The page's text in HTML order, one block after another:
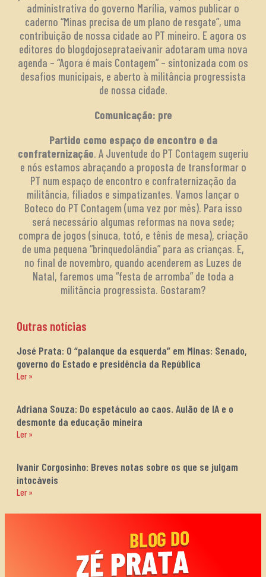
administrativa do governo Marília, vamos publicar o
caderno “Minas precisa de um plano de resgate”, uma
contribuição de nossa cidade ao PT mineiro. E agora os
editores do blogdojoseprataeivanir adotaram uma nova
agenda – “Agora é mais Contagem” – sintonizada com os
desafios municipais, e aberto à militância progressista
de nossa cidade.
Comunicação: pre
Partido como espaço de encontro e da
confraternização. A Juventude do PT Contagem sugeriu
e nós estamos abraçando a proposta de transformar o
PT num espaço de encontro e confraternização da
militância, filiados e simpatizantes. Vamos lançar o
Boteco do PT Contagem (uma vez por mês). Para isso
será necessário algumas reformas na nova sede;
compra de jogos (sinuca, totó, e tênis de mesa), criação
de uma pequena “brinquedolândia” para as crianças. E,
no final de novembro, quando acenderem as Luzes de
Natal, faremos uma “festa de arromba” de toda a
militância progressista. Gostaram?
Outras notícias
José Prata: O “palanque da esquerda” em Minas: Senado,
governo do Estado e presidência da República
Ler »
Adriana Souza: Do espetáculo ao caos. Aulão de IA e o
desmonte da educação mineira
Ler »
Ivanir Corgosinho: Breves notas sobre os que se julgam
intocáveis
Ler »